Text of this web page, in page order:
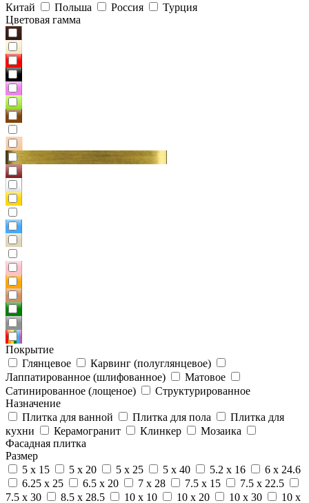
Китай
Польша Россия
Турция
Цветовая гамма
Покрытие
Глянцевое
Карвинг (полуглянцевое)
Лаппатированное (шлифованное)
Матовое
Сатинированное (лощеное)
Структурированное
Назначение
Плитка для ванной
Плитка для пола
Плитка для
кухни
Керамогранит Клинкер
Мозаика
Фасадная плитка
Размер
5 x 15
5 x 20 5 x 25 5 x 40 5.2 x 16
6 x 24.6
6.25 x 25
6.5 x 20 7 x 28 7.5 x 15
7.5 x 22.5
7.5 x 30
8.5 x 28.5 10 x 10 10 x 20 10 x 30 10 x